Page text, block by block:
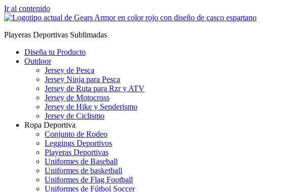
Ir al contenido
Playeras Deportivas Sublimadas
Diseña tu Producto
Outdoor
Jersey de Pesca
Jersey Ninja para Pesca
Jersey de Ruta para Rzr y ATV
Jersey de Motocross
Jersey de Hike y Senderismo
Jersey de Ciclismo
Ropa Deportiva
Conjunto de Rodeo
Leggings Deportivos
Playeras Deportivas
Uniformes de Baseball
Uniformes de basketball
Uniformes de Flag Football
Uniformes de Fútbol Soccer